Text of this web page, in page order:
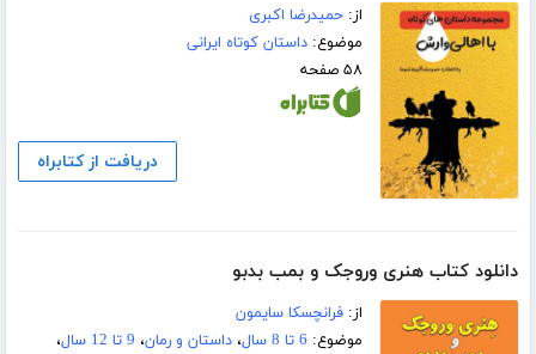
از:حمیدرضا اکبری
موضوع:داستان کوتاه ایرانی
۵۸ صفحه
دریافت از کتابراه
دانلود کتاب هنری وروجک و بمب بدبو
از:فرانچسکا سایمون
موضوع: 6 تا 8 سال ،داستان و رمان، 9 تا 12 سال
،